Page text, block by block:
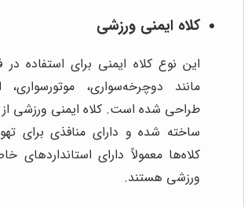
کلاه ایمنی ورزشی
این نوع کلاه ایمنی برای استفاده
مانند دوچرخه‌سواری،
طراحی شده است. کلاه ایمنی ورزشی
ساخته شده و دارای منافذی برای
کلاه‌ها معمولاً دارای استانداردهای
ورزشی هستند.